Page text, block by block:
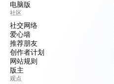
电脑版
社区
社交网络
爱心墙
推荐朋友
创作者计划
网站规则
版主
观点